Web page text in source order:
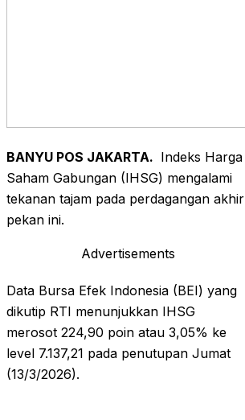
BANYU POS JAKARTA. Indeks Harga
Saham Gabungan (IHSG) mengalami
tekanan tajam pada perdagangan akhir
pekan ini.
Advertisements
Data Bursa Efek Indonesia (BEI) yang
dikutip RTI menunjukkan IHSG
merosot 224,90 poin atau 3,05% ke
level 7.137,21 pada penutupan Jumat
(13/3/2026).